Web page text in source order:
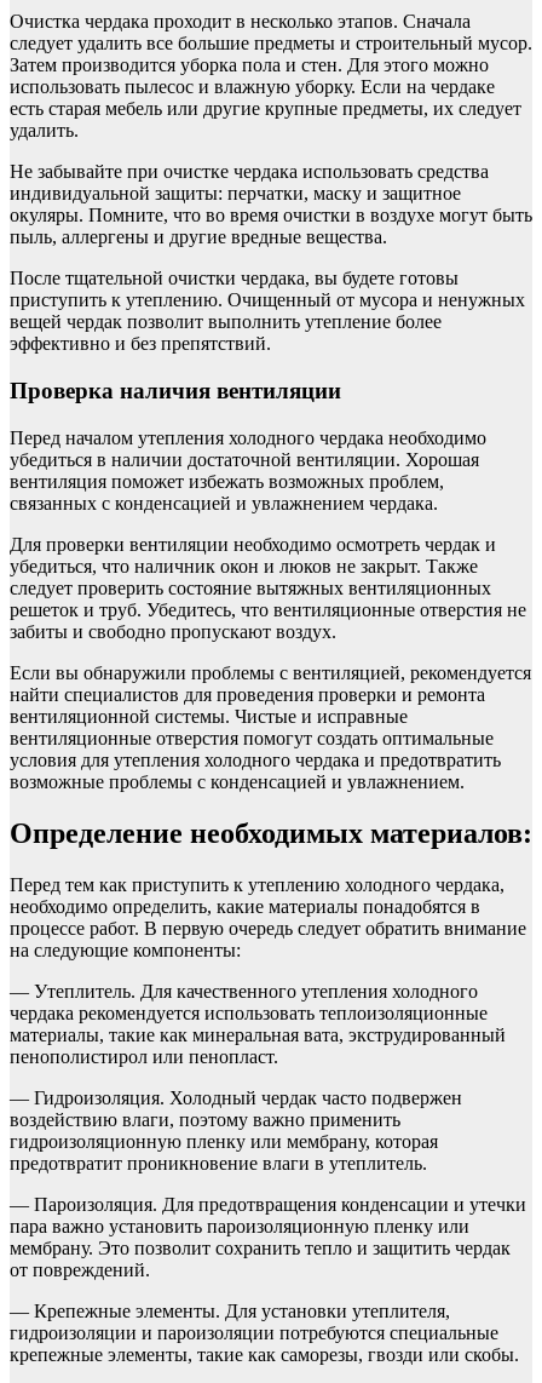
Очистка чердака проходит в несколько этапов. Сначала
следует удалить все большие предметы и строительный мусор.
Затем производится уборка пола и стен. Для этого можно
использовать пылесос и влажную уборку. Если на чердаке
есть старая мебель или другие крупные предметы, их следует
удалить.
Не забывайте при очистке чердака использовать средства
индивидуальной защиты: перчатки, маску и защитное
окуляры. Помните, что во время очистки в воздухе могут быть
пыль, аллергены и другие вредные вещества.
После тщательной очистки чердака, вы будете готовы
приступить к утеплению. Очищенный от мусора и ненужных
вещей чердак позволит выполнить утепление более
эффективно и без препятствий.
Проверка наличия вентиляции
Перед началом утепления холодного чердака необходимо
убедиться в наличии достаточной вентиляции. Хорошая
вентиляция поможет избежать возможных проблем,
связанных с конденсацией и увлажнением чердака.
Для проверки вентиляции необходимо осмотреть чердак и
убедиться, что наличник окон и люков не закрыт. Также
следует проверить состояние вытяжных вентиляционных
решеток и труб. Убедитесь, что вентиляционные отверстия не
забиты и свободно пропускают воздух.
Если вы обнаружили проблемы с вентиляцией, рекомендуется
найти специалистов для проведения проверки и ремонта
вентиляционной системы. Чистые и исправные
вентиляционные отверстия помогут создать оптимальные
условия для утепления холодного чердака и предотвратить
возможные проблемы с конденсацией и увлажнением.
Определение необходимых материалов:
Перед тем как приступить к утеплению холодного чердака,
необходимо определить, какие материалы понадобятся в
процессе работ. В первую очередь следует обратить внимание
на следующие компоненты:
— Утеплитель. Для качественного утепления холодного
чердака рекомендуется использовать теплоизоляционные
материалы, такие как минеральная вата, экструдированный
пенополистирол или пенопласт.
— Гидроизоляция. Холодный чердак часто подвержен
воздействию влаги, поэтому важно применить
гидроизоляционную пленку или мембрану, которая
предотвратит проникновение влаги в утеплитель.
— Пароизоляция. Для предотвращения конденсации и утечки
пара важно установить пароизоляционную пленку или
мембрану. Это позволит сохранить тепло и защитить чердак
от повреждений.
— Крепежные элементы. Для установки утеплителя,
гидроизоляции и пароизоляции потребуются специальные
крепежные элементы, такие как саморезы, гвозди или скобы.